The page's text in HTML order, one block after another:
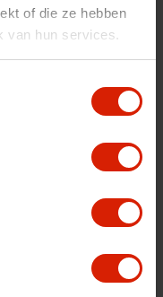
of die ze hebben
van hun services.